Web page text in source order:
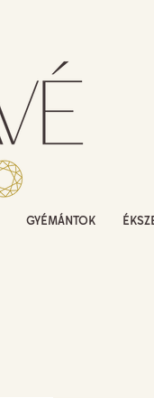
GYÉMÁNTOK